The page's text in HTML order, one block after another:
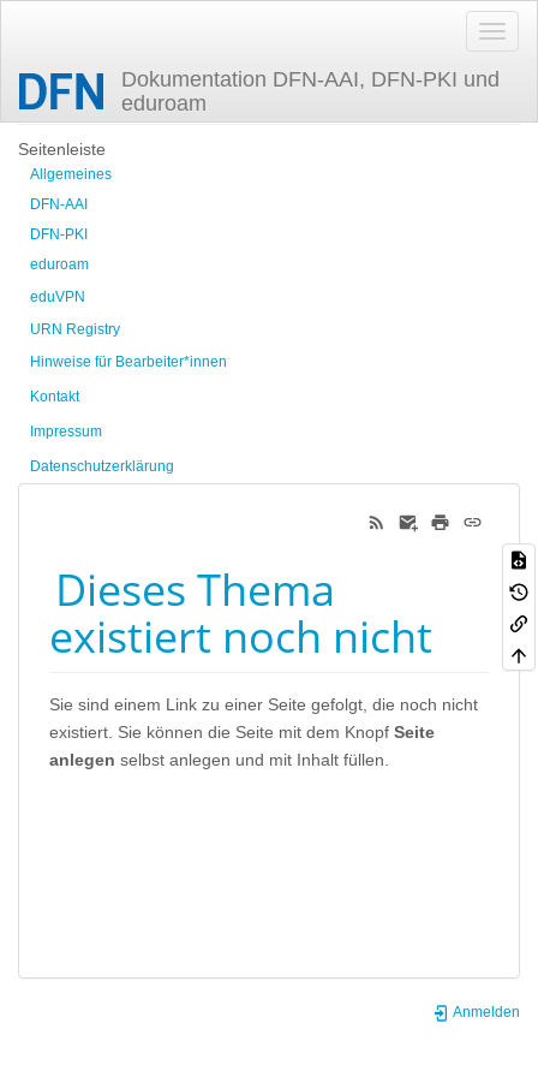
Dokumentation DFN-AAI, DFN-PKI und
eduroam
Zuletzt angesehen
Seitenleiste
Allgemeines
DFN-AAI
DFN-PKI
eduroam
eduVPN
URN Registry
Hinweise für Bearbeiter*innen
Kontakt
Impressum
Datenschutzerklärung
Dieses Thema
existiert noch nicht
Sie sind einem Link zu einer Seite gefolgt, die noch nicht
existiert. Sie können die Seite mit dem Knopf Seite
anlegen selbst anlegen und mit Inhalt füllen.
Anmelden